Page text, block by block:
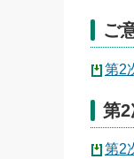
ご
第2
第2
第2